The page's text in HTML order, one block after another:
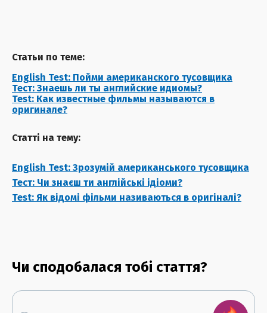
Статьи по теме:
English Test: Пойми американского тусовщика
Тест: Знаешь ли ты английские идиомы?
Test: Как известные фильмы называются в
оригинале?
Статті на тему:
English Test: Зрозумій американського тусовщика
Тест: Чи знаєш ти англійські ідіоми?
Test: Як відомі фільми називаються в оригіналі?
Чи сподобалася тобі стаття?